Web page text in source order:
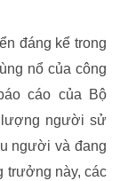
đáng kể trong
nổ của công
cáo của Bộ
lượng người sử
người và đang
trưởng này, các